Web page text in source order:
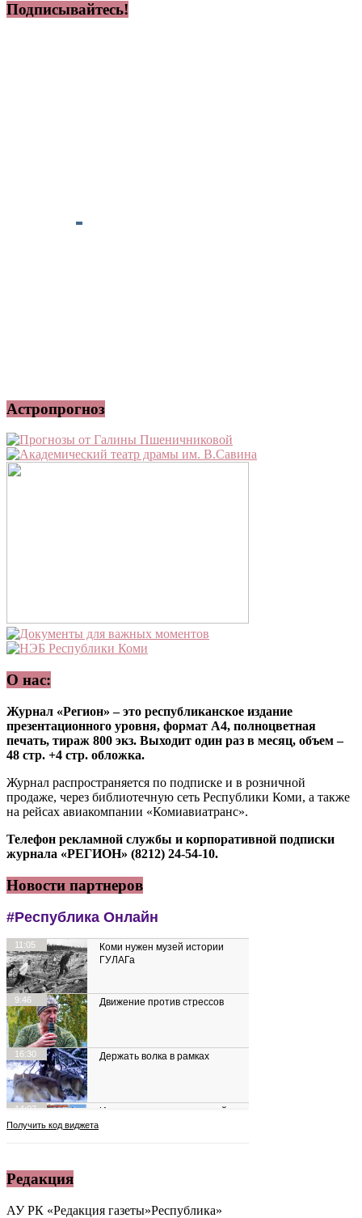
Подписывайтесь!
Астропрогноз
О нас:
Журнал «Регион» – это республиканское издание
презентационного уровня, формат А4, полноцветная
печать, тираж 800 экз. Выходит один раз в месяц, объем –
48 стр. +4 стр. обложка.
Журнал распространяется по подписке и в розничной
продаже, через библиотечную сеть Республики Коми, а также
на рейсах авиакомпании «Комиавиатранс».
Телефон рекламной службы и корпоративной подписки
журнала «РЕГИОН» (8212) 24-54-10.
Новости партнеров
Редакция
АУ РК «Редакция газеты»Республика»